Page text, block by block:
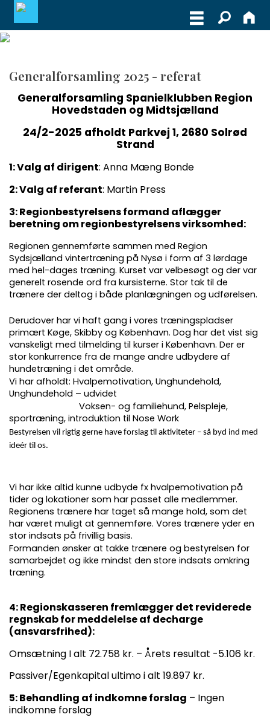
BLIV MEDLEM
WEBSHOP
Generalforsamling 2025 - referat
Generalforsamling Spanielklubben Region
Hovedstaden og Midtsjælland
24/2-2025 afholdt Parkvej 1, 2680 Solrød
Strand
1: Valg af dirigent: Anna Mæng Bonde
2: Valg af referant: Martin Press
3: Regionbestyrelsens formand aflægger
beretning om regionbestyrelsens virksomhed:
Regionen gennemførte sammen med Region
Sydsjælland vintertræning på Nysø i form af 3 lørdage
med hel-dages træning. Kurset var velbesøgt og der var
generelt rosende ord fra kursisterne. Stor tak til de
trænere der deltog i både planlægningen og udførelsen.
Derudover har vi haft gang i vores træningspladser
primært Køge, Skibby og København. Dog har det vist sig
vanskeligt med tilmelding til kurser i København. Der er
stor konkurrence fra de mange andre udbydere af
hundetræning i det område.
Vi har afholdt: Hvalpemotivation, Unghundehold,
Unghundehold – udvidet
Voksen- og familiehund, Pelspleje,
sportræning, introduktion til Nose Work
Bestyrelsen vil rigtig gerne have forslag til aktiviteter – så byd ind med
ideér til os.
Vi har ikke altid kunne udbyde fx hvalpemotivation på
tider og lokationer som har passet alle medlemmer.
Regionens trænere har taget så mange hold, som det
har været muligt at gennemføre. Vores trænere yder en
stor indsats på frivillig basis.
Formanden ønsker at takke trænere og bestyrelsen for
samarbejdet og ikke mindst den store indsats omkring
træning.
4: Regionskasseren fremlægger det reviderede
regnskab for meddelelse af decharge
(ansvarsfrihed):
Omsætning I alt 72.758 kr. – Årets resultat -5.106 kr.
Passiver/Egenkapital ultimo i alt 19.897 kr.
5: Behandling af indkomne forslag – Ingen
indkomne forslag